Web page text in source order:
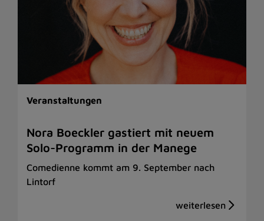
Veranstaltungen
Nora Boeckler gastiert mit neuem
Solo-Programm in der Manege
Comedienne kommt am 9. September nach
Lintorf